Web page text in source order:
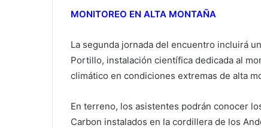
MONITOREO EN ALTA MONTAÑA
La segunda jornada del encuentro incluirá
Portillo, instalación científica dedicada al
climático en condiciones extremas de alta
En terreno, los asistentes podrán conocer
Carbon instalados en la cordillera de los